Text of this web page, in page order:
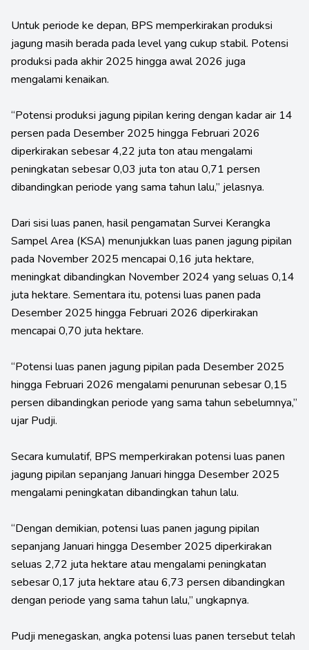
Untuk periode ke depan, BPS memperkirakan produksi
jagung masih berada pada level yang cukup stabil. Potensi
produksi pada akhir 2025 hingga awal 2026 juga
mengalami kenaikan.
“Potensi produksi jagung pipilan kering dengan kadar air 14
persen pada Desember 2025 hingga Februari 2026
diperkirakan sebesar 4,22 juta ton atau mengalami
peningkatan sebesar 0,03 juta ton atau 0,71 persen
dibandingkan periode yang sama tahun lalu,” jelasnya.
Dari sisi luas panen, hasil pengamatan Survei Kerangka
Sampel Area (KSA) menunjukkan luas panen jagung pipilan
pada November 2025 mencapai 0,16 juta hektare,
meningkat dibandingkan November 2024 yang seluas 0,14
juta hektare. Sementara itu, potensi luas panen pada
Desember 2025 hingga Februari 2026 diperkirakan
mencapai 0,70 juta hektare.
“Potensi luas panen jagung pipilan pada Desember 2025
hingga Februari 2026 mengalami penurunan sebesar 0,15
persen dibandingkan periode yang sama tahun sebelumnya,”
ujar Pudji.
Secara kumulatif, BPS memperkirakan potensi luas panen
jagung pipilan sepanjang Januari hingga Desember 2025
mengalami peningkatan dibandingkan tahun lalu.
“Dengan demikian, potensi luas panen jagung pipilan
sepanjang Januari hingga Desember 2025 diperkirakan
seluas 2,72 juta hektare atau mengalami peningkatan
sebesar 0,17 juta hektare atau 6,73 persen dibandingkan
dengan periode yang sama tahun lalu,” ungkapnya.
Pudji menegaskan, angka potensi luas panen tersebut telah